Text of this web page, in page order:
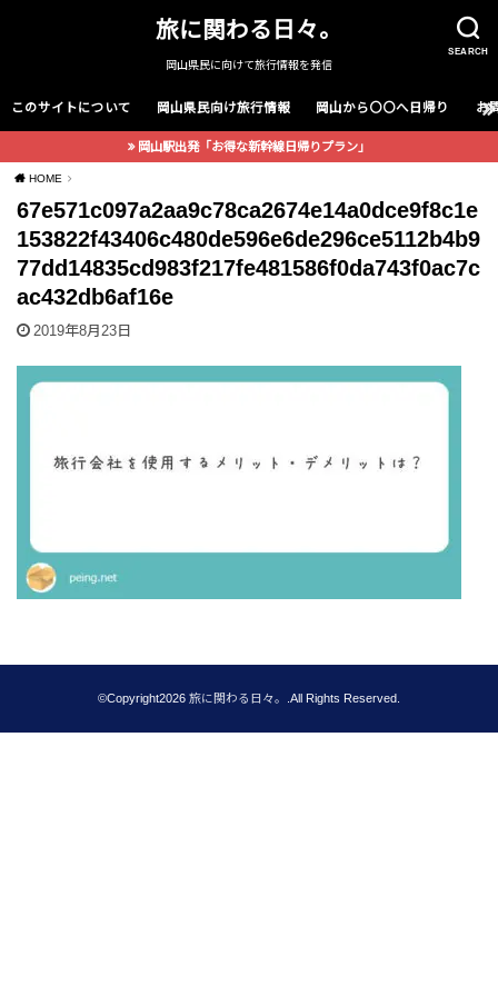
SEARCH
旅に関わる日々。
岡山県民に向けて旅行情報を発信
このサイトについて 岡山県民向け旅行情報 岡山から〇〇へ日帰り お
岡山駅出発「お得な新幹線日帰りプラン」
HOME
67e571c097a2aa9c78ca2674e14a0dce9f8c1e
153822f43406c480de596e6de296ce5112b4b9
77dd14835cd983f217fe481586f0da743f0ac7c
ac432db6af16e
2019年8月23日
©Copyright2026 旅に関わる日々。 .All Rights Reserved.